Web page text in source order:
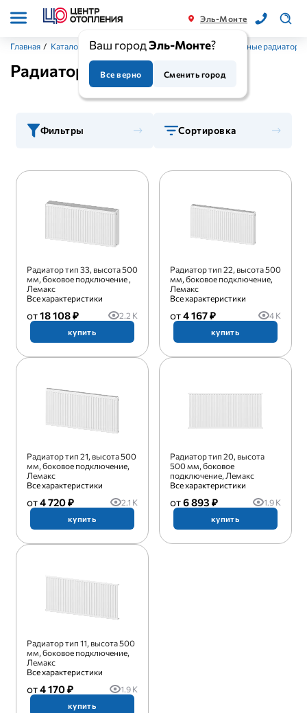
Эль-Монте
Ваш городЭль-Монте?
Все верно Сменить город
Главная / Каталог Приборы отопления / Стальные панельные радиаторы
Радиаторы высотой 500 мм
Фильтры Сортировка
Радиатор тип 33, высота 500
мм, боковое подключение ,
Лемакс
Все характеристики
18 108 ₽
2.2 K
купить
Радиатор тип 22, высота 500
мм, боковое подключение,
Лемакс
Все характеристики
4 167 ₽
4 K
купить
Радиатор тип 21, высота 500
мм, боковое подключение,
Лемакс
Все характеристики
4 720 ₽
2.1 K
купить
Радиатор тип 20, высота
500 мм, боковое
подключение, Лемакс
Все характеристики
6 893 ₽
1.9 K
купить
Радиатор тип 11, высота 500
мм, боковое подключение,
Лемакс
Все характеристики
4 170 ₽
1.9 K
купить